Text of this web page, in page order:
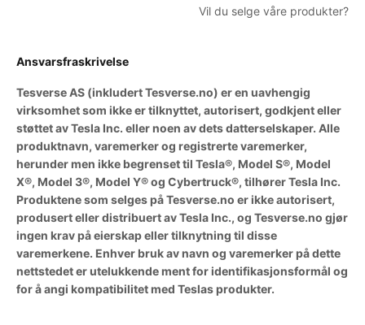
Vil du selge våre produkter?
Ansvarsfraskrivelse
Tesverse AS (inkludert Tesverse.no) er en uavhengig
virksomhet som ikke er tilknyttet, autorisert, godkjent eller
støttet av Tesla Inc. eller noen av dets datterselskaper. Alle
produktnavn, varemerker og registrerte varemerker,
herunder men ikke begrenset til Tesla®, Model S®, Model
X®, Model 3®, Model Y® og Cybertruck®, tilhører Tesla Inc.
Produktene som selges på Tesverse.no er ikke autorisert,
produsert eller distribuert av Tesla Inc., og Tesverse.no gjør
ingen krav på eierskap eller tilknytning til disse
varemerkene. Enhver bruk av navn og varemerker på dette
nettstedet er utelukkende ment for identifikasjonsformål og
for å angi kompatibilitet med Teslas produkter.